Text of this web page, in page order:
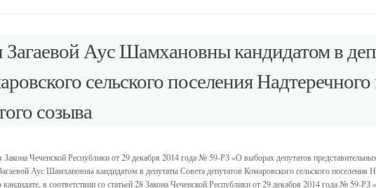
Загаевой Аус Шамхановны кандидатом в
сельского поселения
созыва
Чеченской Республики от 29 декабря 2014 года № 59-РЗ «О выборах депутатов
Аус Шамхановны кандидатом в депутаты Совета депутатов Комаровского сельского поселения
кандидате, в соответствии со статьей 28 Закона Чеченской Республики от 29 декабря 2014 года № 59-